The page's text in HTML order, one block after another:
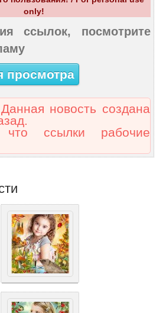
only!
ссылок, посмотрите
просмотра
Данная новость создана
что ссылки рабочие